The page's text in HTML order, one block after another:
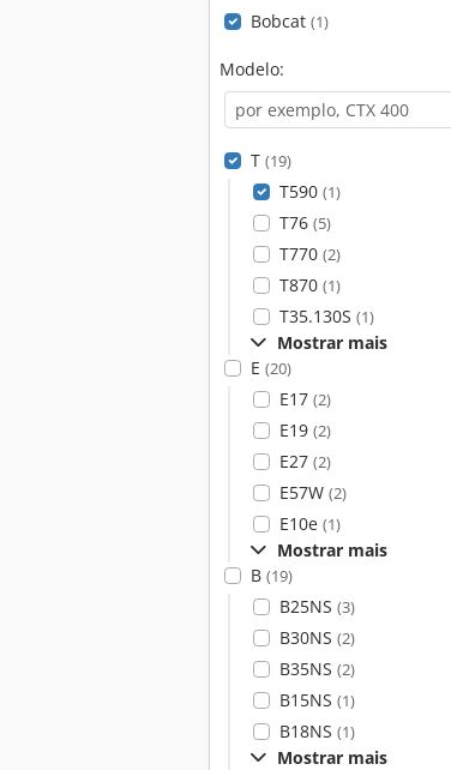
Bobcat (1)
Modelo:
T (19)
T590 (1)
T76 (5)
T770 (2)
T870 (1)
T35.130S (1)
Mostrar mais
E (20)
E17 (2)
E19 (2)
E27 (2)
E57W (2)
E10e (1)
Mostrar mais
B (19)
B25NS (3)
B30NS (2)
B35NS (2)
B15NS (1)
B18NS (1)
Mostrar mais